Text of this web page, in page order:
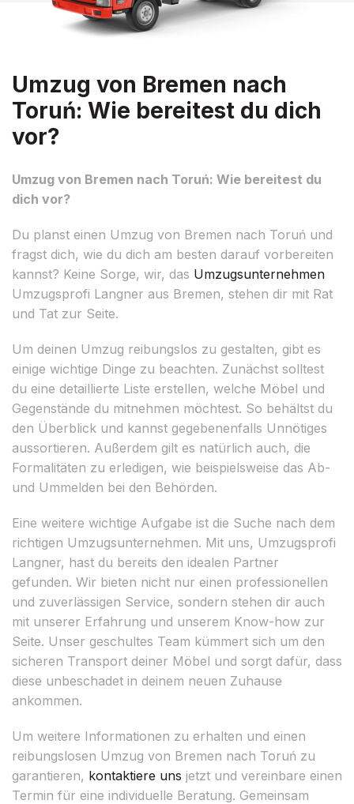
Umzug von Bremen nach
Toruń: Wie bereitest du dich
vor?
Umzug von Bremen nach Toruń: Wie bereitest du
dich vor?
Du planst einen Umzug von Bremen nach Toruń und
fragst dich, wie du dich am besten darauf vorbereiten
kannst? Keine Sorge, wir, das Umzugsunternehmen
Umzugsprofi Langner aus Bremen, stehen dir mit Rat
und Tat zur Seite.
Um deinen Umzug reibungslos zu gestalten, gibt es
einige wichtige Dinge zu beachten. Zunächst solltest
du eine detaillierte Liste erstellen, welche Möbel und
Gegenstände du mitnehmen möchtest. So behältst du
den Überblick und kannst gegebenenfalls Unnötiges
aussortieren. Außerdem gilt es natürlich auch, die
Formalitäten zu erledigen, wie beispielsweise das Ab-
und Ummelden bei den Behörden.
Eine weitere wichtige Aufgabe ist die Suche nach dem
richtigen Umzugsunternehmen. Mit uns, Umzugsprofi
Langner, hast du bereits den idealen Partner
gefunden. Wir bieten nicht nur einen professionellen
und zuverlässigen Service, sondern stehen dir auch
mit unserer Erfahrung und unserem Know-how zur
Seite. Unser geschultes Team kümmert sich um den
sicheren Transport deiner Möbel und sorgt dafür, dass
diese unbeschadet in deinem neuen Zuhause
ankommen.
Um weitere Informationen zu erhalten und einen
reibungslosen Umzug von Bremen nach Toruń zu
garantieren, kontaktiere uns jetzt und vereinbare einen
Termin für eine individuelle Beratung. Gemeinsam